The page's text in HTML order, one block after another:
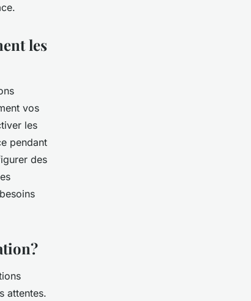
les
vos
les
pendant
des
attentes.